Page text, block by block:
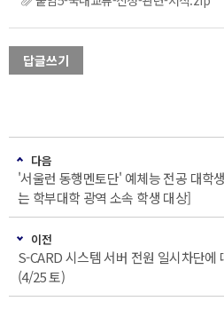
답글쓰기
다음
'서울런 동행멘토단' 예체능 전공 대학
는 학부대학 광역 소속 학생 대상]
이전
S-CARD 시스템 서버 전원 일시차단에
(4/25 토)